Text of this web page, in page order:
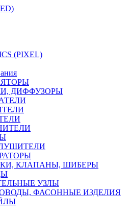
(PIXEL)
ДИФФУЗОРЫ
КЛАПАНЫ, ШИБЕРЫ
УЗЛЫ
ФАСОННЫЕ ИЗДЕЛИЯ